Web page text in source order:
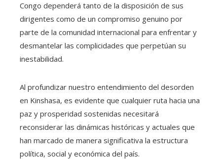
Congo dependerá tanto de la disposición de sus
dirigentes como de un compromiso genuino por
parte de la comunidad internacional para enfrentar y
desmantelar las complicidades que perpetúan su
inestabilidad.
Al profundizar nuestro entendimiento del desorden
en Kinshasa, es evidente que cualquier ruta hacia una
paz y prosperidad sostenidas necesitará
reconsiderar las dinámicas históricas y actuales que
han marcado de manera significativa la estructura
política, social y económica del país.